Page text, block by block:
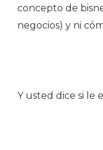
concepto de
negocios) y ni
Y usted dice si le